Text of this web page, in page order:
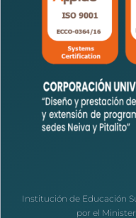
Institución de Educación
por el